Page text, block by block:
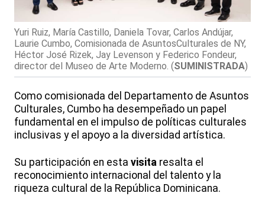
Yuri Ruiz, María Castillo, Daniela Tovar, Carlos Andújar,
Laurie Cumbo, Comisionada de AsuntosCulturales de NY,
Héctor José Rizek, Jay Levenson y Federico Fondeur,
director del Museo de Arte Moderno. (SUMINISTRADA)
Como comisionada del Departamento de Asuntos
Culturales, Cumbo ha desempeñado un papel
fundamental en el impulso de políticas culturales
inclusivas y el apoyo a la diversidad artística.
Su participación en esta visita resalta el
reconocimiento internacional del talento y la
riqueza cultural de la República Dominicana.